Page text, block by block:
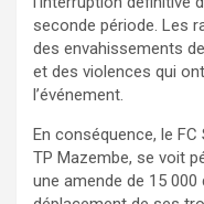
seconde période. Les
des envahissements
et des violences qui
l’événement.
En conséquence, le
TP Mazembe, se voit
une amende de 15